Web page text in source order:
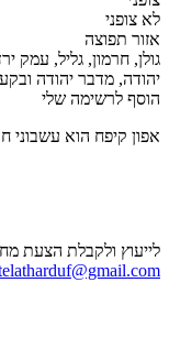
לא צופני
אזור תפוצה
גולן, חרמון, גליל, עמק
יהודה, מדבר יהודה
הוסף לרשימה שלי
אפון קיפח הוא עשבוני
לייעוץ ולקבלת הצעת